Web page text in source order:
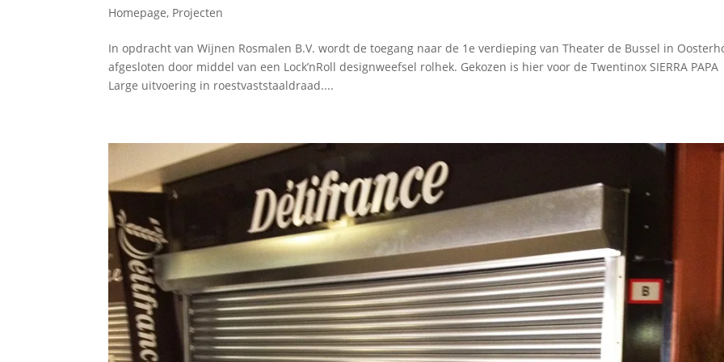
Homepage, Projecten
In opdracht van Wijnen Rosmalen B.V. wordt de toegang naar de 1e verdieping van Theater de Bussel in
afgesloten door middel van een Lock’nRoll designweefsel rolhek. Gekozen is hier voor de Twentinox SIERRA PAPA
Large uitvoering in roestvaststaaldraad....